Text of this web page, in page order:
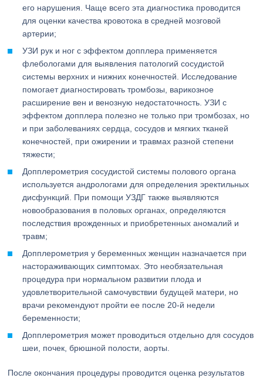
его нарушения. Чаще всего эта диагностика проводится
для оценки качества кровотока в средней мозговой
артерии;
УЗИ рук и ног с эффектом допплера применяется
флебологами для выявления патологий сосудистой
системы верхних и нижних конечностей. Исследование
помогает диагностировать тромбозы, варикозное
расширение вен и венозную недостаточность. УЗИ с
эффектом допплера полезно не только при тромбозах, но
и при заболеваниях сердца, сосудов и мягких тканей
конечностей, при ожирении и травмах разной степени
тяжести;
Допплерометрия сосудистой системы полового органа
используется андрологами для определения эректильных
дисфункций. При помощи УЗДГ также выявляются
новообразования в половых органах, определяются
последствия врожденных и приобретенных аномалий и
травм;
Допплерометрия у беременных женщин назначается при
настораживающих симптомах. Это необязательная
процедура при нормальном развитии плода и
удовлетворительной самочувствии будущей матери, но
врачи рекомендуют пройти ее после 20-й недели
беременности;
Допплерометрия может проводиться отдельно для сосудов
шеи, почек, брюшной полости, аорты.
После окончания процедуры проводится оценка результатов